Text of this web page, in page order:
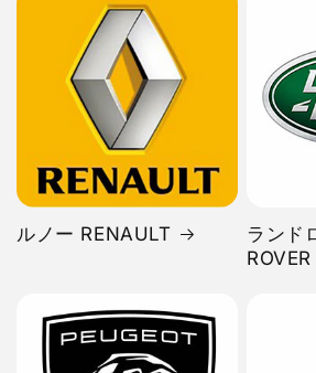
ルノー RENAULT
ランド
ROVER